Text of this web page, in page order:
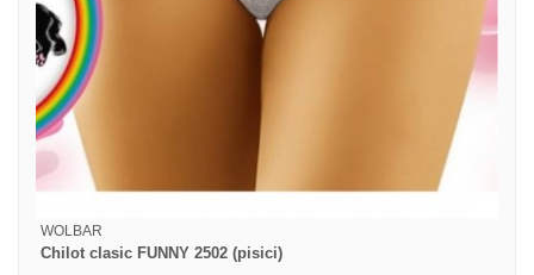
WOLBAR
Chilot clasic FUNNY 2502 (pisici)